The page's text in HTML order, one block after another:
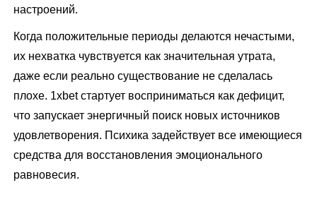
настроений.
Когда положительные периоды делаются нечастыми,
их нехватка чувствуется как значительная утрата,
даже если реально существование не сделалась
плохе. 1xbet стартует восприниматься как дефицит,
что запускает энергичный поиск новых источников
удовлетворения. Психика задействует все имеющиеся
средства для восстановления эмоционального
равновесия.